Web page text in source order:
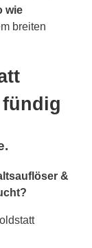
wie
breiten
&